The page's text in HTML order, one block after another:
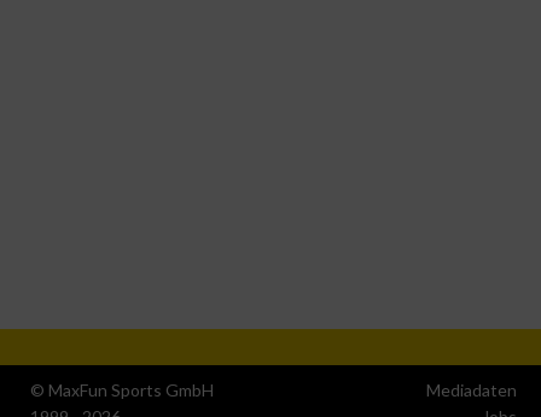
© MaxFun Sports GmbH
Mediadaten